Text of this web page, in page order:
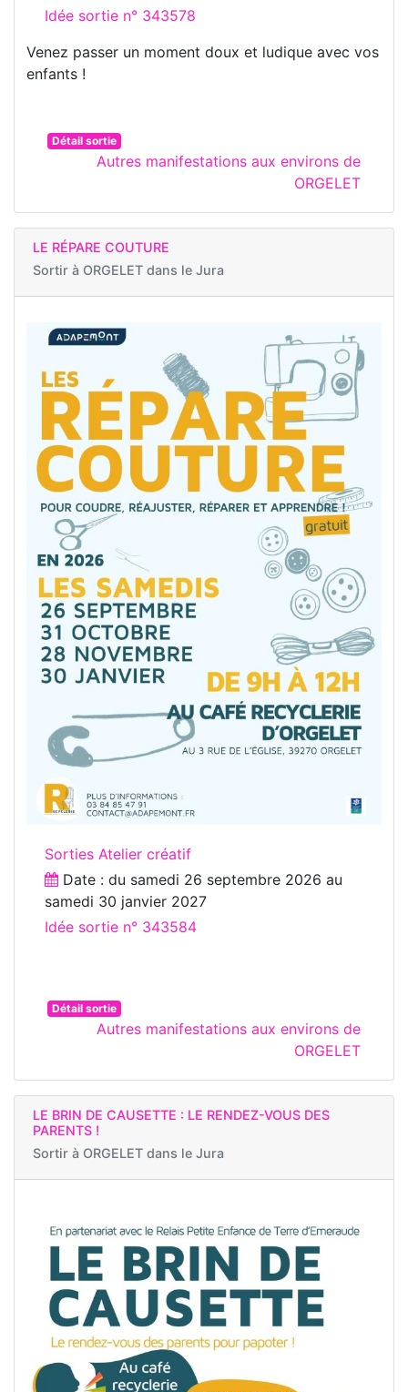
Idée sortie n° 343578
Venez passer un moment doux et ludique avec vos
enfants !
Détail sortie
Autres manifestations aux environs de
ORGELET
LE RÉPARE COUTURE
Sortir à ORGELET dans le Jura
Sorties Atelier créatif
Date : du samedi 26 septembre 2026 au
samedi 30 janvier 2027
Idée sortie n° 343584
Détail sortie
Autres manifestations aux environs de
ORGELET
LE BRIN DE CAUSETTE : LE RENDEZ-VOUS DES
PARENTS !
Sortir à ORGELET dans le Jura